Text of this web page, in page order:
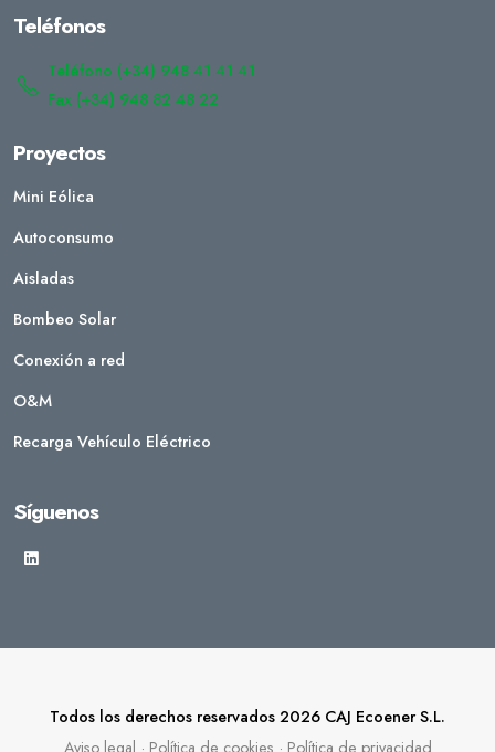
Teléfonos
Teléfono (+34) 948 41 41 41
Fax (+34) 948 82 48 22
Proyectos
Mini Eólica
Autoconsumo
Aisladas
Bombeo Solar
Conexión a red
O&M
Recarga Vehículo Eléctrico
Síguenos
Todos los derechos reservados 2026 CAJ Ecoener S.L.